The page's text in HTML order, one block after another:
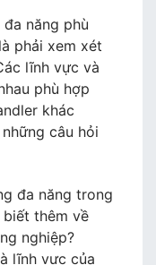
năng phù
phải xem xét
lĩnh vực và
phù hợp
khác
câu hỏi
đa năng trong
biết thêm về
nghiệp?
lĩnh vực của